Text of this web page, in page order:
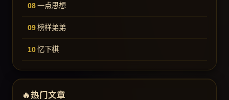
一点思想
榜样弟弟
忆下棋
热门文章